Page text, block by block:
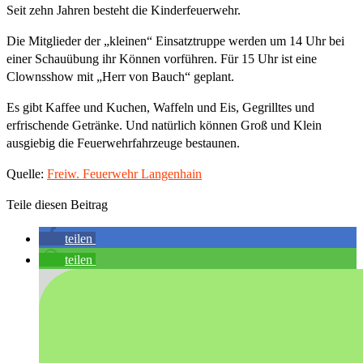
Seit zehn Jahren besteht die Kinderfeuerwehr.
Die Mitglieder der „kleinen“ Einsatztruppe werden um 14 Uhr bei
einer Schauübung ihr Können vorführen. Für 15 Uhr ist eine
Clownsshow mit „Herr von Bauch“ geplant.
Es gibt Kaffee und Kuchen, Waffeln und Eis, Gegrilltes und
erfrischende Getränke. Und natürlich können Groß und Klein
ausgiebig die Feuerwehrfahrzeuge bestaunen.
Quelle: Freiw. Feuerwehr Langenhain
Teile diesen Beitrag
teilen
teilen